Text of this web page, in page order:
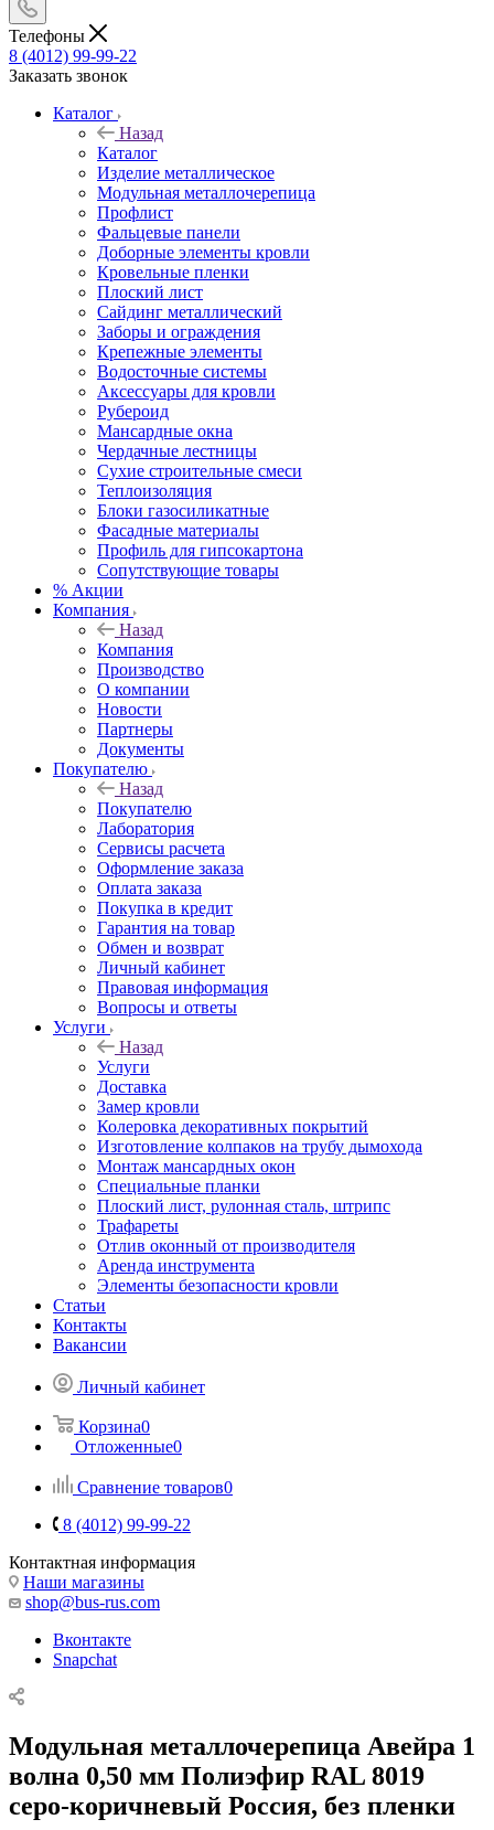
Телефоны
8 (4012) 99-99-22
Заказать звонок
Каталог
Назад
Каталог
Изделие металлическое
Модульная металлочерепица
Профлист
Фальцевые панели
Доборные элементы кровли
Кровельные пленки
Плоский лист
Сайдинг металлический
Заборы и ограждения
Крепежные элементы
Водосточные системы
Аксессуары для кровли
Рубероид
Мансардные окна
Чердачные лестницы
Сухие строительные смеси
Теплоизоляция
Блоки газосиликатные
Фасадные материалы
Профиль для гипсокартона
Сопутствующие товары
% Акции
Компания
Назад
Компания
Производство
О компании
Новости
Партнеры
Документы
Покупателю
Назад
Покупателю
Лаборатория
Сервисы расчета
Оформление заказа
Оплата заказа
Покупка в кредит
Гарантия на товар
Обмен и возврат
Личный кабинет
Правовая информация
Вопросы и ответы
Услуги
Назад
Услуги
Доставка
Замер кровли
Колеровка декоративных покрытий
Изготовление колпаков на трубу дымохода
Монтаж мансардных окон
Специальные планки
Плоский лист, рулонная сталь, штрипс
Трафареты
Отлив оконный от производителя
Аренда инструмента
Элементы безопасности кровли
Статьи
Контакты
Вакансии
Личный кабинет
Корзина0
Отложенные0
Сравнение товаров0
8 (4012) 99-99-22
Контактная информация
Наши магазины
shop@bus-rus.com
Вконтакте
Snapchat
Модульная металлочерепица Авейра 1
волна 0,50 мм Полиэфир RAL 8019
серо-коричневый Россия, без пленки